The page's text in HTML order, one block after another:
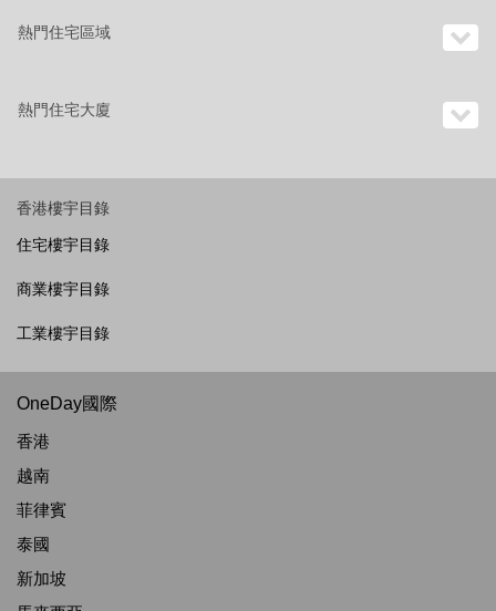
熱門住宅區域
熱門住宅大廈
香港樓宇目錄
住宅樓宇目錄
商業樓宇目錄
工業樓宇目錄
OneDay國際
香港
越南
菲律賓
泰國
新加坡